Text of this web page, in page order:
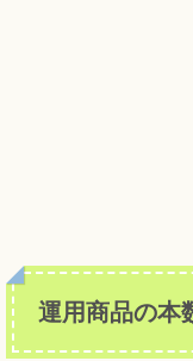
運用商品の本